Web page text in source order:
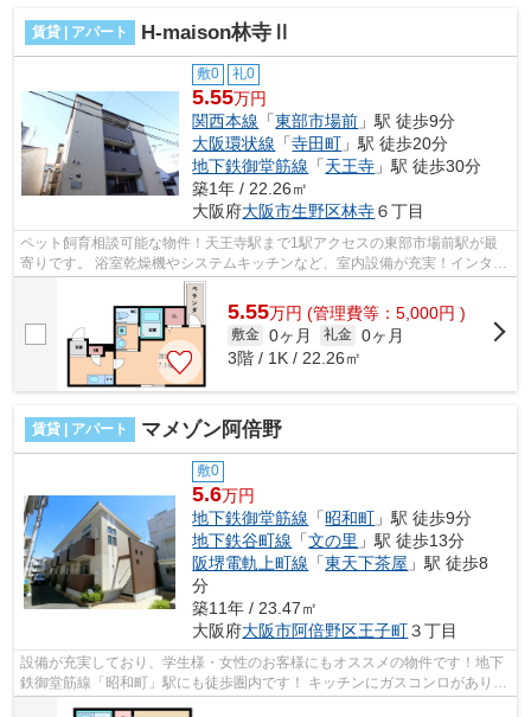
賃貸 | アパート H-maison林寺Ⅱ
敷0 礼0
5.55万円
関西本線 「東部市場前 」駅 徒歩9分
大阪環状線 「寺田町 」駅 徒歩20分
地下鉄御堂筋線 「天王寺 」駅 徒歩30分
築1年 / 22.26㎡
大阪府大阪市生野区林寺６丁目
ペット飼育相談可能な物件！天王寺駅まで1駅アクセスの東部市場前駅が最
寄りです。 浴室乾燥機やシステムキッチンなど、室内設備が充実！インター
ネットが無料で使えて、月々の出費を...
5.55万円 (管理費等：5,000円 )
敷金 0ヶ月 礼金 0ヶ月
3階 / 1K / 22.26㎡
賃貸 | アパート マメゾン阿倍野
敷0
5.6万円
地下鉄御堂筋線 「昭和町 」駅 徒歩9分
地下鉄谷町線 「文の里 」駅 徒歩13分
阪堺電軌上町線 「東天下茶屋 」駅 徒歩8
分
築11年 / 23.47㎡
大阪府大阪市阿倍野区王子町３丁目
設備が充実しており、学生様・女性のお客様にもオススメの物件です！地下
鉄御堂筋線「昭和町」駅にも徒歩圏内です！ キッチンにガスコンロがあり、